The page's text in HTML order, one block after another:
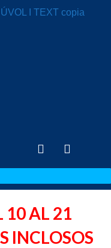
10 AL 21
INCLOSOS